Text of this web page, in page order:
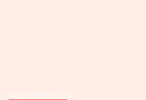
Colaboratori de top